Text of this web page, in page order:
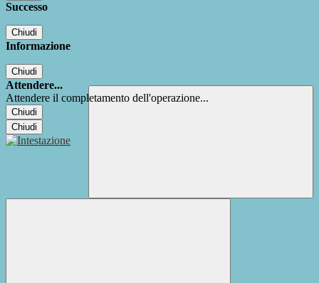
Successo
Chiudi
Informazione
Chiudi
Attendere...
Attendere il completamento dell'operazione...
Chiudi
Chiudi